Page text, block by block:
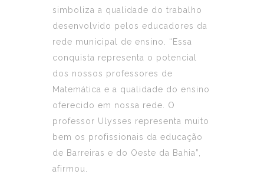
simboliza a qualidade do trabalho
desenvolvido pelos educadores da
rede municipal de ensino. “Essa
conquista representa o potencial
dos nossos professores de
Matemática e a qualidade do ensino
oferecido em nossa rede. O
professor Ulysses representa muito
bem os profissionais da educação
de Barreiras e do Oeste da Bahia”,
afirmou.